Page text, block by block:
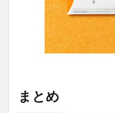
まとめ